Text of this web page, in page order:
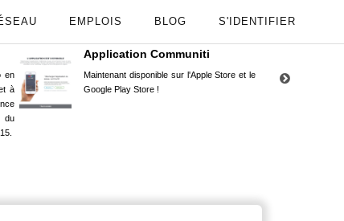
EMPLOIS BLOG S'IDENTIFIER
en
à
du
Application Communiti
Maintenant disponible sur l'Apple Store et le
Google Play Store !